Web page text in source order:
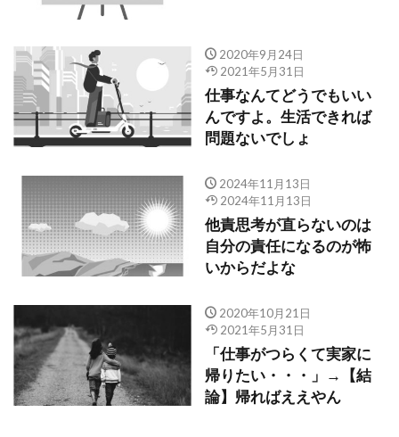
2020年9月24日
2021年5月31日
仕事なんてどうでもいい
んですよ。生活できれば
問題ないでしょ
2024年11月13日
2024年11月13日
他責思考が直らないのは
自分の責任になるのが怖
いからだよな
2020年10月21日
2021年5月31日
「仕事がつらくて実家に
帰りたい・・・」→【結
論】帰ればええやん